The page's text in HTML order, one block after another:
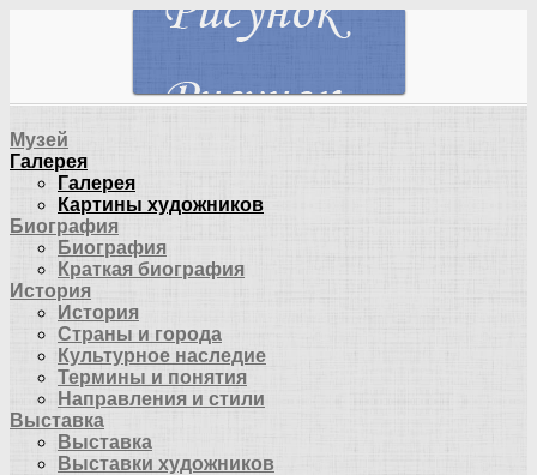
Музей
Галерея
Галерея
Картины художников
Биография
Биография
Краткая биография
История
История
Страны и города
Культурное наследие
Термины и понятия
Направления и стили
Выставка
Выставка
Выставки художников